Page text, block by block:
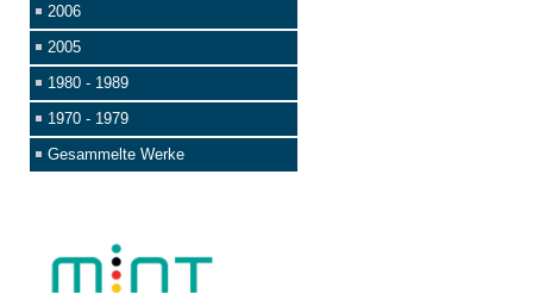
2006
2005
1980 - 1989
1970 - 1979
Gesammelte Werke